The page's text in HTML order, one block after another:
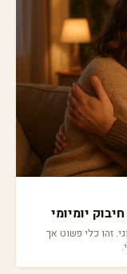
יומיומי
זהו כלי פשוט אך